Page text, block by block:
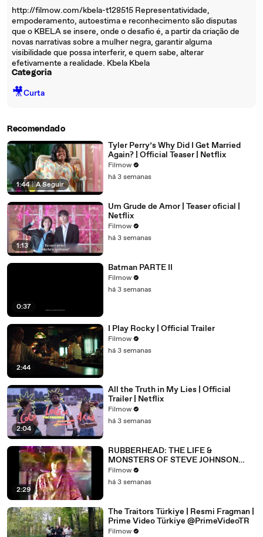
http://filmow.com/kbela-t128515 Representatividade,
empoderamento, autoestima e reconhecimento são disputas
que o KBELA se insere, onde o desafio é, a partir da criação de
novas narrativas sobre a mulher negra, garantir alguma
visibilidade que possa interferir, e quem sabe, alterar
efetivamente a realidade. Kbela Kbela
Categoria
🎥Curta
Recomendado
1:44 | A Seguir
Tyler Perry’s Why Did I Get Married
Again? | Official Teaser | Netflix
Filmow
há 3 semanas
1:13
Um Grude de Amor | Teaser oficial |
Netflix
Filmow
há 3 semanas
0:37
Batman PARTE II
Filmow
há 3 semanas
2:44
I Play Rocky | Official Trailer
Filmow
há 3 semanas
2:04
All the Truth in My Lies | Official
Trailer | Netflix
Filmow
há 3 semanas
2:29
RUBBERHEAD: THE LIFE &
MONSTERS OF STEVE JOHNSON
(2026) 4K
Filmow
há 3 semanas
The Traitors Türkiye | Resmi Fragman |
Prime Video Türkiye @PrimeVideoTR
Filmow